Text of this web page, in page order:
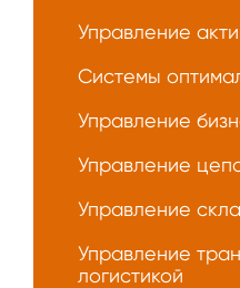
Управление
Системы
Управление
Управление
Управление
Управление
логистикой